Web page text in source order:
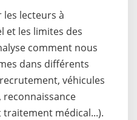
les lecteurs à
et les limites des
comment nous
dans différents
véhicules
médical...).